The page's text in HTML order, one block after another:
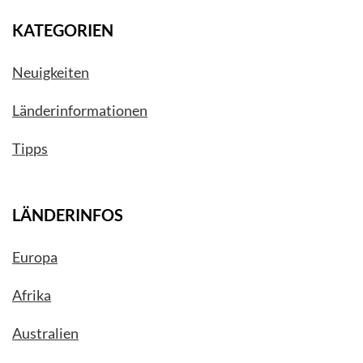
KATEGORIEN
Neuigkeiten
Länderinformationen
Tipps
LÄNDERINFOS
Europa
Afrika
Australien